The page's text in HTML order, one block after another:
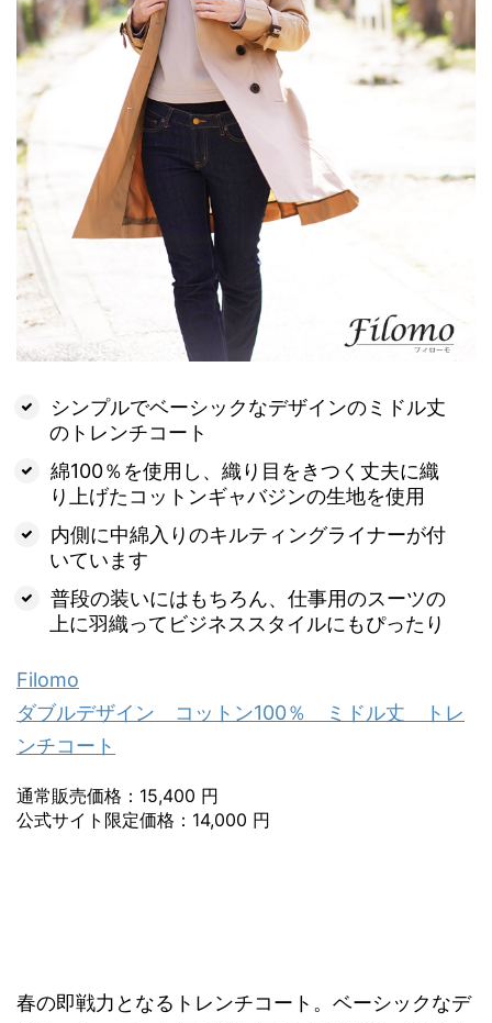
シンプルでベーシックなデザインのミドル丈
のトレンチコート
綿100％を使用し、織り目をきつく丈夫に織
り上げたコットンギャバジンの生地を使用
内側に中綿入りのキルティングライナーが付
いています
普段の装いにはもちろん、仕事用のスーツの
上に羽織ってビジネススタイルにもぴったり
Filomo
ダブルデザイン コットン100％ ミドル丈 トレ
ンチコート
通常販売価格：15,400 円
公式サイト限定価格：14,000 円
春の即戦力となるトレンチコート。ベーシックなデ